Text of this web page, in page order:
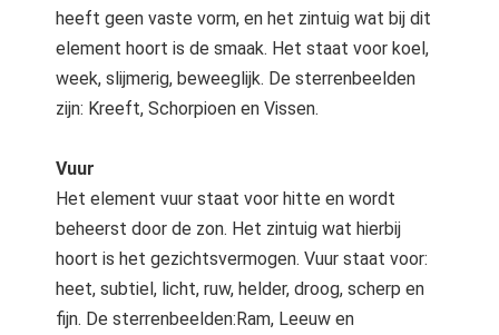
heeft geen vaste vorm, en het zintuig wat bij dit
element hoort is de smaak. Het staat voor koel,
week, slijmerig, beweeglijk. De sterrenbeelden
zijn: Kreeft, Schorpioen en Vissen.
Vuur
Het element vuur staat voor hitte en wordt
beheerst door de zon. Het zintuig wat hierbij
hoort is het gezichtsvermogen. Vuur staat voor:
heet, subtiel, licht, ruw, helder, droog, scherp en
fijn. De sterrenbeelden:Ram, Leeuw en